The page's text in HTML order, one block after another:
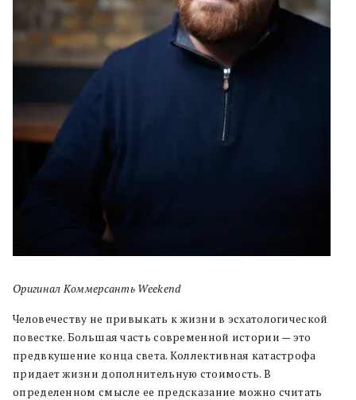
Оригинал Коммерcанть Weekend
Человечеству не привыкать к жизни в эсхатологической
повестке. Большая часть современной истории — это
предвкушение конца света. Коллективная катастрофа
придает жизни дополнительную стоимость. В
определенном смысле ее предсказание можно считать